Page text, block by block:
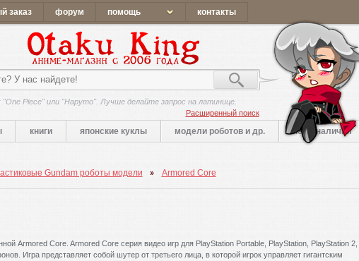
заказ форум помощь контакты
Piece" или "Наруто". Лучше делайте запрос на латинице.
Расширенный поиск
книги японские куклы модели роботов и др. нет в наличии
Gundam роботы модели Armored Core
Armored Core. Armored Core серия видео игр для PlayStation Portable, PlayStation, PlayStation 2,
Игра представляет собой шутер от третьего лица, в которой игрок управляет гигантским